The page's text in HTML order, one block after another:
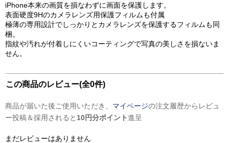
iPhone本来の画質を損なわずに画面を保護します。
表面硬度9Hのカメラレンズ用保護フィルムも付属
極薄の専用設計でしっかりとカメラレンズを保護するフィルムも同
梱。
指紋や汚れが付着しにくいコーティングで写真の美しさを損ないま
せん。
この商品のレビュー(全0件)
商品が届いた後ご使用いただき、 マイページの注文履歴からレビュ
ー投稿＆採用されると 10円分ポイント進呈
まだレビューはありません